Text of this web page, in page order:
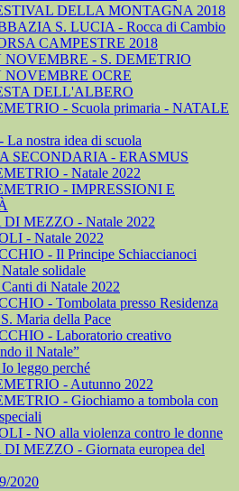
DELLA MONTAGNA 2018
S. LUCIA - Rocca di Cambio
CAMPESTRE 2018
NOVEMBRE - S. DEMETRIO
NOVEMBRE OCRE
DELL'ALBERO
- Scuola primaria - NATALE
La nostra idea di scuola
SECONDARIA - ERASMUS
- Natale 2022
- IMPRESSIONI E
MEZZO - Natale 2022
- Natale 2022
- Il Principe Schiaccianoci
solidale
di Natale 2022
- Tombolata presso Residenza
Maria della Pace
- Laboratorio creativo
il Natale”
leggo perché
- Autunno 2022
- Giochiamo a tombola con
- NO alla violenza contro le donne
MEZZO - Giornata europea del
2020